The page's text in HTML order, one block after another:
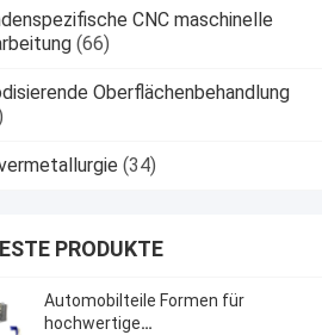
CNC maschinelle
(66)
Oberflächenbehandlung
(34)
PRODUKTE
Automobilteile Formen für
hochwertige